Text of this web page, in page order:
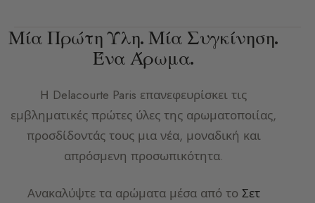
Μία Πρώτη Ύλη. Μία Συγκίνηση.
Ένα Άρωμα.
Η Delacourte Paris επανεφευρίσκει τις
εμβληματικές πρώτες ύλες της αρωματοποιίας,
προσδίδοντάς τους μια νέα, μοναδική και
απρόσμενη προσωπικότητα.
Ανακαλύψτε τα αρώματα μέσα από το Σετ